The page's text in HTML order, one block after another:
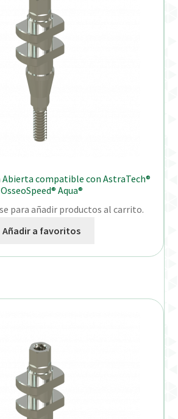
Abierta compatible con AstraTech®
OsseoSpeed® Aqua®
para añadir productos al carrito.
Añadir a favoritos